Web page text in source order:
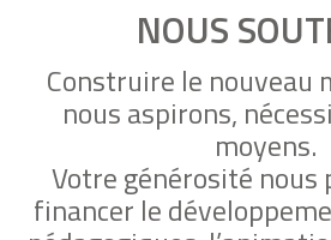
NOUS
Construire le nouveau
nous aspirons,
moyens.
Votre générosité
financer le